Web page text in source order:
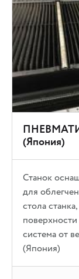
(Япония)
Станок
для
стола
система от
(Япония)